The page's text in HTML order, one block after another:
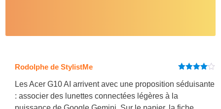
sur 5
Rodolphe de StylistMe
Les Acer G10 AI arrivent avec une proposition séduisante
: associer des lunettes connectées légères à la